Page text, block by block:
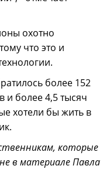
охотно
что это и
более 152
и более 4,5 тысяч
хотели бы жить в
которые
в материале Павла